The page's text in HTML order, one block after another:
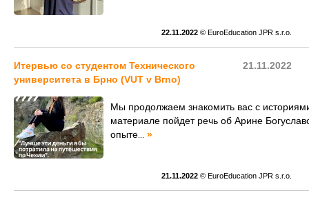
22.11.2022 © EuroEducation JPR s.r.o.
21.11.2022
Итервью со студентом Технического
университета в Брно (VUT v Brno)
Мы продолжаем знакомить вас с
материале пойдет речь об Арине
опыте
»
21.11.2022 © EuroEducation JPR s.r.o.